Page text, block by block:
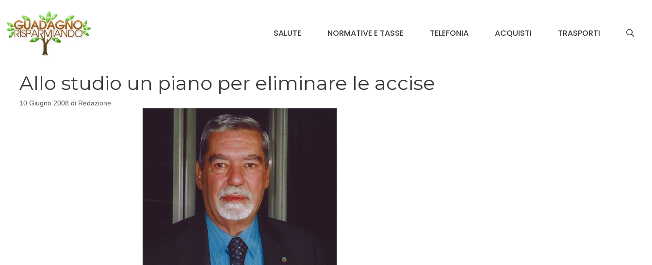
contenuto
SALUTE NORMATIVE E TASSE TELEFONIA ACQUISTI TRASPORTI
Allo studio un piano per eliminare le accise
10 Giugno 2008 di Redazione